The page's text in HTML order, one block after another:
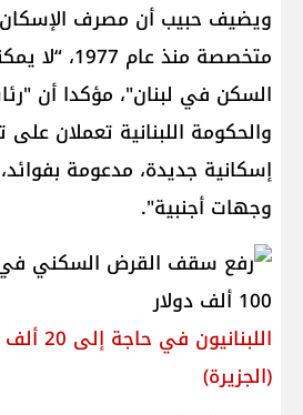
ويضيف حبيب أن مصرف
متخصصة منذ
السكن في لبنان"، مؤكدا أن
والحكومة اللبنانية تعملان
إسكانية جديدة، مدعومة
وجهات أجنبية".
(الجزيرة)